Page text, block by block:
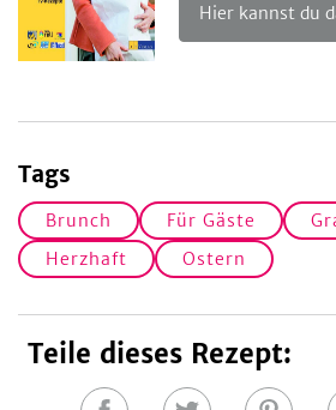
Hier kannst du
Tags
Brunch Für Gäste
Herzhaft
Ostern
Teile dieses Rezept: